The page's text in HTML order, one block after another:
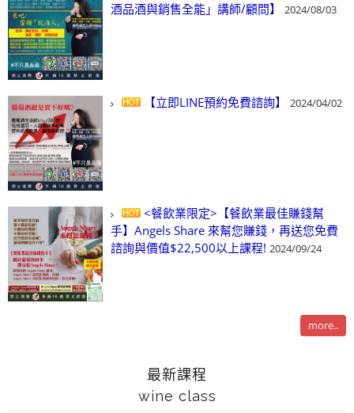
酒品酒與銷售全能」講師/顧問】
2024/08/03
【立即LINE預約免費諮詢】 2024/04/02
<餐飲業限定>【餐飲業最佳賺錢幫
手】Angels Share 來幫您賺錢，再送您免費
諮詢與價值$22,500以上課程! 2024/09/24
more..
最新課程
wine class